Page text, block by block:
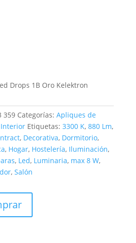
Drops 1B Oro Kelektron
359 Categorías: Apliques de
Etiquetas: 3300 K, 880 Lm,
, Decorativa, Dormitorio,
, Hogar, Hostelería, Iluminación,
, Led, Luminaria, max 8 W,
, Salón